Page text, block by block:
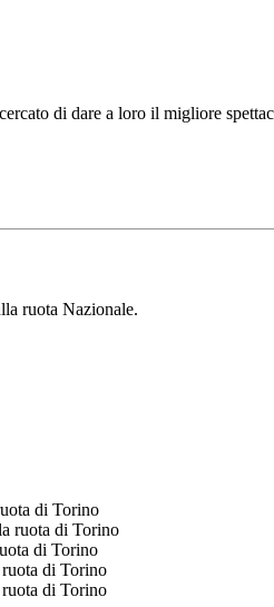
di dare a loro il migliore
ruota Nazionale.
di Torino
ruota di Torino
di Torino
ruota di Torino
ruota di Torino